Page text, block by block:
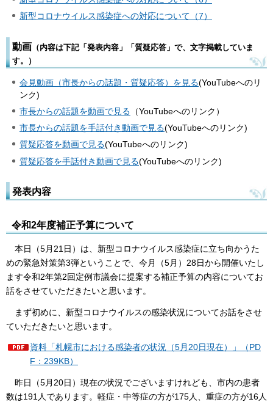
新型コロナウイルス感染症への対応について（7）
動画 （内容は下記「発表内容」「質疑応答」で、文字掲載していま
す。）
会見動画（市長からの話題・質疑応答）を見る(YouTubeへのリ
ンク)
市長からの話題を動画で見る （YouTubeへのリンク）
市長からの話題を手話付き動画で見る(YouTubeへのリンク)
質疑応答を動画で見る(YouTubeへのリンク)
質疑応答を手話付き動画で見る(YouTubeへのリンク)
発表内容
令和2年度補正予算について
本日（5月21日）は、新型コロナウイルス感染症に立ち向かうた
めの緊急対策第3弾ということで、今月（5月）28日から開催いたし
ます令和2年第2回定例市議会に提案する補正予算の内容についてお
話をさせていただきたいと思います。
まず初めに、新型コロナウイルスの感染状況についてお話をさせ
ていただきたいと思います。
資料「札幌市における感染者の状況（5月20日現在）」（PD
F：239KB）
昨日（5月20日）現在の状況でございますけれども、市内の患者
数は191人であります。軽症・中等症の方が175人、重症の方が16人